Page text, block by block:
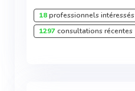
18professionnels intéressés
1297consultations récentes